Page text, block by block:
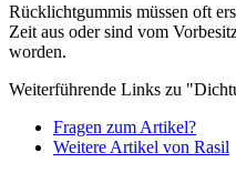
Rücklichtgummis müssen oft
Zeit aus oder sind vom
worden.
Weiterführende Links zu
Fragen zum Artikel?
Weitere Artikel von Rasil